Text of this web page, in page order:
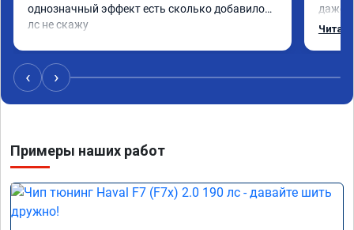
однозначный эффект есть сколько добавилось
лс не скажу
даже
одно
‹ ›
Примеры наших работ